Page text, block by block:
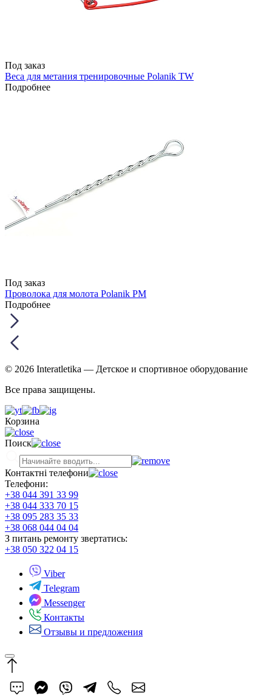
Под заказ
Веса для метания тренировочные Polanik TW
Подробнее
Под заказ
Проволока для молота Polanik PM
Подробнее
© 2026 Interatletika — Детское и спортивное оборудование
Все права защищены.
Корзина
Поиск
Контактні телефони
Телефони:
+38 044 391 33 99
+38 044 333 70 15
+38 095 283 35 33
+38 068 044 04 04
З питань ремонту звертатись:
+38 050 322 04 15
Viber
Telegram
Messenger
Контакты
Отзывы и предложения